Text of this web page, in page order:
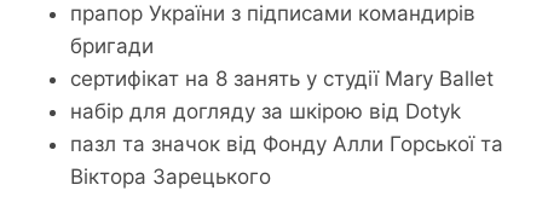
прапор України з підписами командирів
бригади
сертифікат на 8 занять у студії Mary Ballet
набір для догляду за шкірою від Dotyk
пазл та значок від Фонду Алли Горської та
Віктора Зарецького